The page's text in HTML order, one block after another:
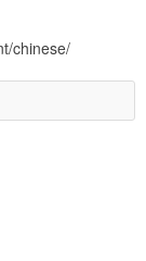
chinese/